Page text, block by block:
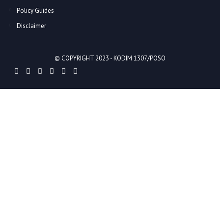
Policy Guides
Disclaimer
© COPYRIGHT 2023 -KODIM 1307/POSO